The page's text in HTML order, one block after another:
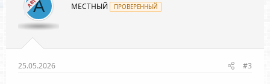
т
н н
А МЕСТНЫЙ ПРОВЕРЕННЫЙ
25.05.2026 #3